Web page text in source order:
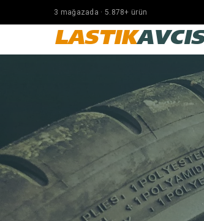
3 mağazada · 5.878+ ürün
LASTIK